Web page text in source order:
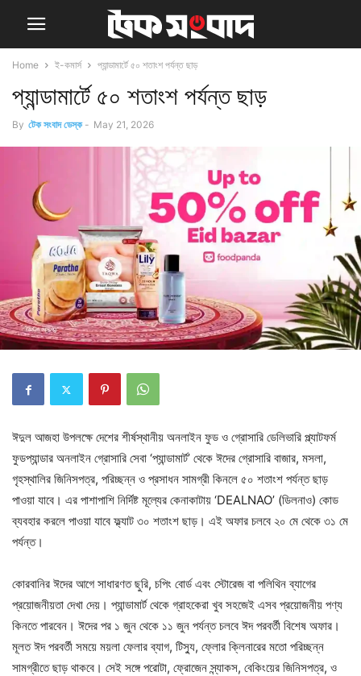
Home ই-কমার্স প্যান্ডামার্টে ৫০ শতাংশ পর্যন্ত ছাড়
প্যান্ডামার্টে ৫০ শতাংশ পর্যন্ত ছাড়
By টেক সংবাদ ডেস্ক - May 21, 2026
ঈদুল আজহা উপলক্ষে দেশের শীর্ষস্থানীয় অনলাইন ফুড ও গ্রোসারি ডেলিভারি প্ল্যাটফর্ম
ফুডপ্যান্ডার অনলাইন গ্রোসারি সেবা ‘প্যান্ডামার্ট’ থেকে ঈদের গ্রোসারি বাজার, মসলা,
গৃহস্থালির জিনিসপত্র, পরিচ্ছন্ন ও প্রসাধন সামগ্রী কিনলে ৫০ শতাংশ পর্যন্ত ছাড়
পাওয়া যাবে। এর পাশাপাশি নির্দিষ্ট মূল্যের কেনাকাটায় ‘DEALNAO’ (ডিলনাও) কোড
ব্যবহার করলে পাওয়া যাবে ফ্ল্যাট ৩০ শতাংশ ছাড়। এই অফার চলবে ২০ মে থেকে ৩১ মে
পর্যন্ত।
কোরবানির ঈদের আগে সাধারণত ছুরি, চপিং বোর্ড এবং স্টোরেজ বা পলিথিন ব্যাগের
প্রয়োজনীয়তা দেখা দেয়। প্যান্ডামার্ট থেকে গ্রাহকেরা খুব সহজেই এসব প্রয়োজনীয় পণ্য
কিনতে পারবেন। ঈদের পর ১ জুন থেকে ১১ জুন পর্যন্ত চলবে ঈদ পরবর্তী বিশেষ অফার।
মূলত ঈদ পরবর্তী সময়ে ময়লা ফেলার ব্যাগ, টিস্যু, ফ্লোর ক্লিনারের মতো পরিচ্ছন্ন
সামগ্রীতে ছাড় থাকবে। সেই সঙ্গে পরোটা, ফ্রোজেন স্ন্যাকস, বেকিংয়ের জিনিসপত্র, ও